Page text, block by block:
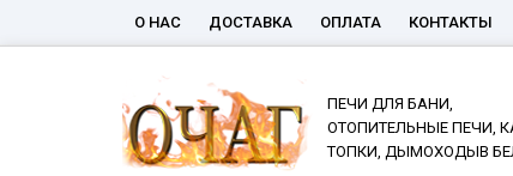
О НАС ДОСТАВКА ОПЛАТА КОНТАКТЫ
ПЕЧИ ДЛЯ БАНИ,
ОТОПИТЕЛЬНЫЕ ПЕЧИ,
ТОПКИ, ДЫМОХОДЫВ